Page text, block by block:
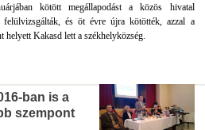
kötött megállapodást a közös hivatal
felülvizsgálták, és öt évre újra kötötték, azzal a
Kakasd lett a székhelyközség.
ban is a
szempont